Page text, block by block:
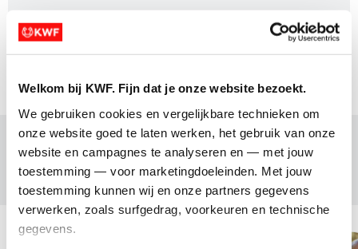
Welkom bij KWF. Fijn dat je onze website bezoekt.
We gebruiken cookies en vergelijkbare technieken om
onze website goed te laten werken, het gebruik van onze
website en campagnes te analyseren en — met jouw
toestemming — voor marketingdoeleinden. Met jouw
toestemming kunnen wij en onze partners gegevens
verwerken, zoals surfgedrag, voorkeuren en technische
gegevens.
Voor wie wandel jij?